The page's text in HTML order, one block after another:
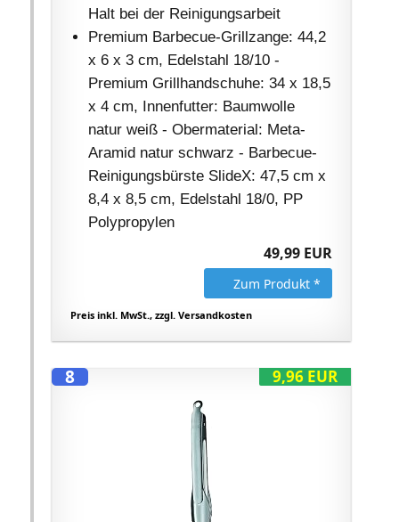
Halt bei der Reinigungsarbeit
Premium Barbecue-Grillzange: 44,2
x 6 x 3 cm, Edelstahl 18/10 -
Premium Grillhandschuhe: 34 x 18,5
x 4 cm, Innenfutter: Baumwolle
natur weiß - Obermaterial: Meta-
Aramid natur schwarz - Barbecue-
Reinigungsbürste SlideX: 47,5 cm x
8,4 x 8,5 cm, Edelstahl 18/0, PP
Polypropylen
49,99 EUR
Zum Produkt *
Preis inkl. MwSt., zzgl. Versandkosten
9,96 EUR
8